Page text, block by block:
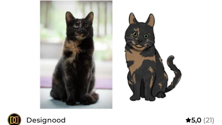
Designood 5,0 (21)